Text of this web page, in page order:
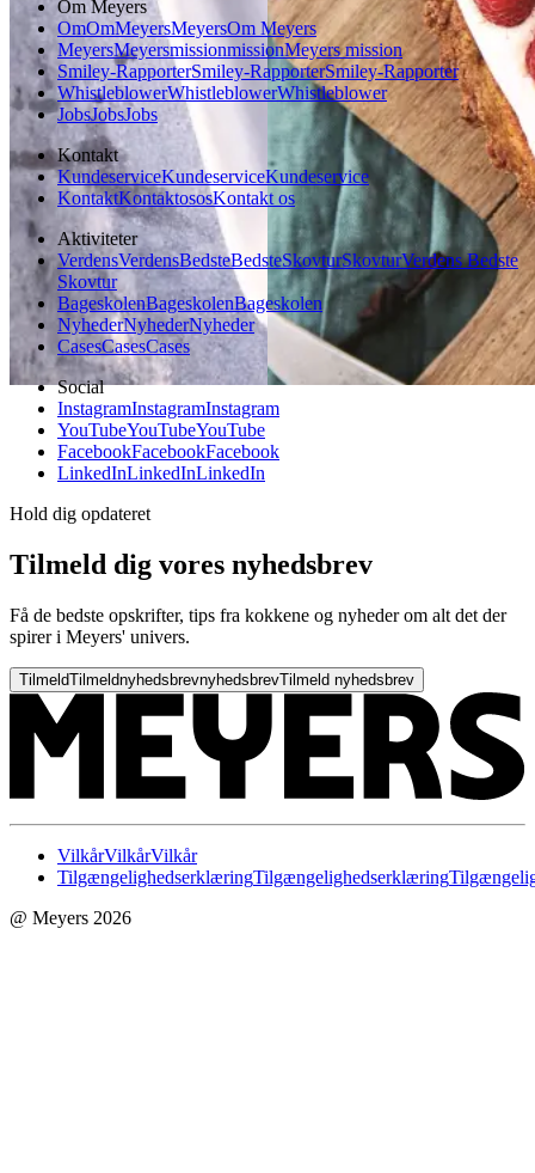
Om Meyers
OmOmMeyersMeyersOm Meyers
MeyersMeyersmissionmissionMeyers mission
Smiley-RapporterSmiley-RapporterSmiley-Rapporter
WhistleblowerWhistleblowerWhistleblower
JobsJobsJobs
Kontakt
KundeserviceKundeserviceKundeservice
KontaktKontaktososKontakt os
Aktiviteter
VerdensVerdensBedsteBedsteSkovturSkovturVerdens Bedste
Skovtur
BageskolenBageskolenBageskolen
NyhederNyhederNyheder
CasesCasesCases
Social
InstagramInstagramInstagram
YouTubeYouTubeYouTube
FacebookFacebookFacebook
LinkedInLinkedInLinkedIn
Hold dig opdateret
Tilmeld dig vores nyhedsbrev
Få de bedste opskrifter, tips fra kokkene og nyheder om alt det der
spirer i Meyers' univers.
TilmeldTilmeldnyhedsbrevnyhedsbrevTilmeld nyhedsbrev
VilkårVilkårVilkår
TilgængelighedserklæringTilgængelighedserklæring
@ Meyers 2026